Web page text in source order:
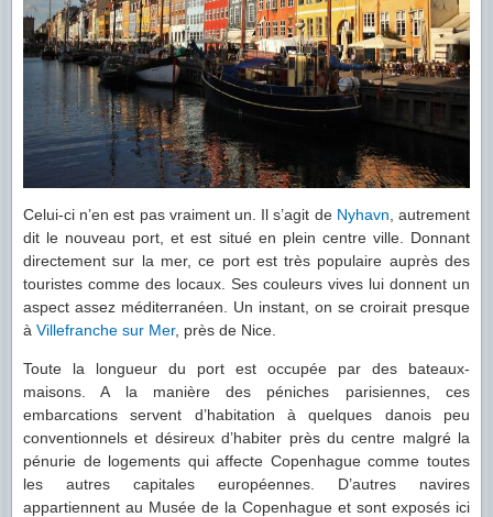
Celui-ci n’en est pas vraiment un. Il s’agit de Nyhavn , autrement
dit le nouveau port, et est situé en plein centre ville. Donnant
directement sur la mer, ce port est très populaire auprès des
touristes comme des locaux. Ses couleurs vives lui donnent un
aspect assez méditerranéen. Un instant, on se croirait presque
à Villefranche sur Mer, près de Nice.
Toute la longueur du port est occupée par des bateaux-
maisons. A la manière des péniches parisiennes, ces
embarcations servent d’habitation à quelques danois peu
conventionnels et désireux d’habiter près du centre malgré la
pénurie de logements qui affecte Copenhague comme toutes
les autres capitales européennes. D’autres navires
appartiennent au Musée de la Copenhague et sont exposés ici